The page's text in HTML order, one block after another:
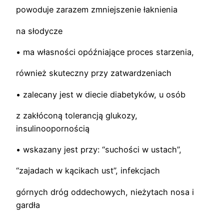
powoduje zarazem zmniejszenie łaknienia
na słodycze
• ma własności opóźniające proces starzenia,
również skuteczny przy zatwardzeniach
• zalecany jest w diecie diabetyków, u osób
z zakłóconą tolerancją glukozy,
insulinoopornością
• wskazany jest przy: “suchości w ustach”,
“zajadach w kącikach ust”, infekcjach
górnych dróg oddechowych, nieżytach nosa i
gardła